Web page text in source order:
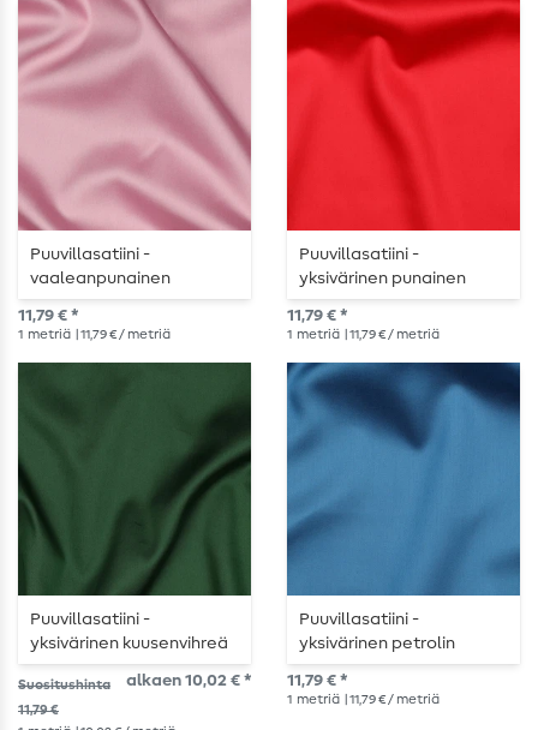
Puuvillasatiini -
vaaleanpunainen
11,79 € *
1 metriä | 11,79 € / metriä
Puuvillasatiini -
yksivärinen punainen
11,79 € *
1 metriä | 11,79 € / metriä
Puuvillasatiini -
yksivärinen kuusenvihreä
Suositushinta
11,79 €
alkaen 10,02 € *
Puuvillasatiini -
yksivärinen petrolin
sininen
11,79 € *
1 metriä | 11,79 € / metriä